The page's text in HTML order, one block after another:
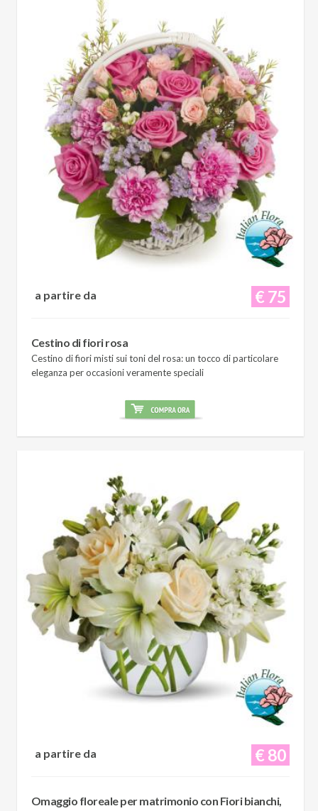
€ 75
a partire da
Cestino di fiori rosa
Cestino di fiori misti sui toni del rosa: un tocco di particolare
eleganza per occasioni veramente speciali
€ 80
a partire da
Omaggio floreale per matrimonio con Fiori bianchi,